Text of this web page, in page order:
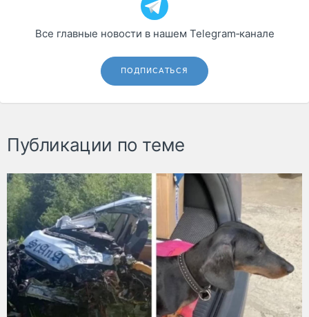
Все главные новости в нашем Telegram‑канале
ПОДПИСАТЬСЯ
Публикации по теме